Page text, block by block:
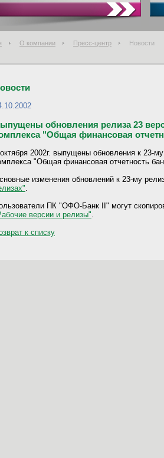
О компании Пресс-центр Новости
обновления релиза 23
"Общая финансовая
2002г. выпущены обновления к 23-
"Общая финансовая отчетность
изменения обновлений к 23-му
ПК "ОФО-Банк II" могут
версии и релизы"
к списку